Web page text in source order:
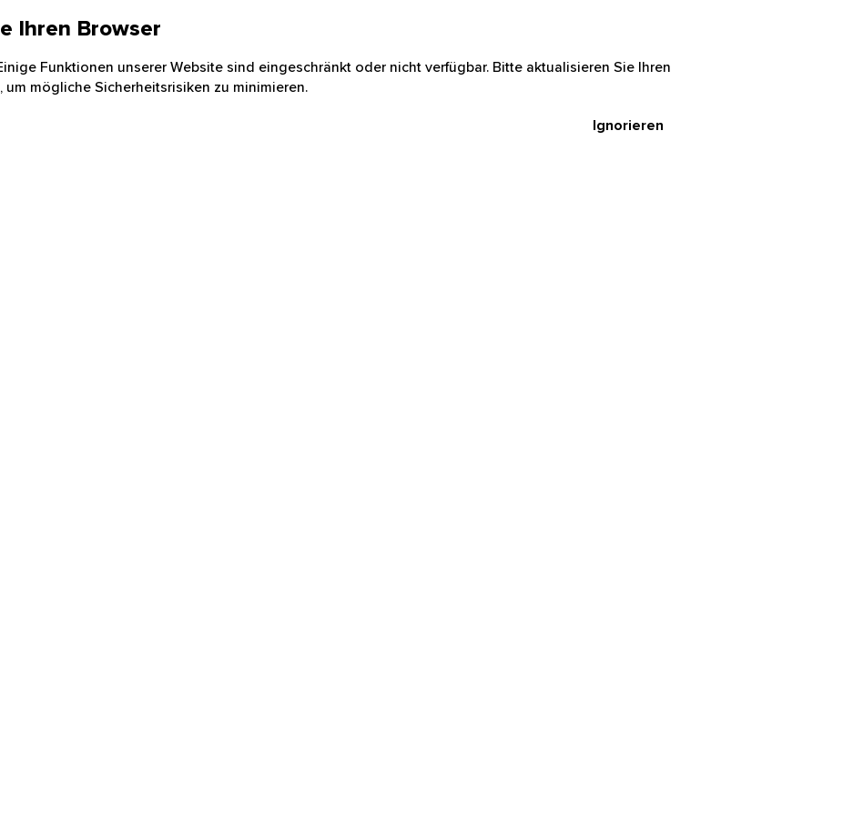
Ihren Browser
Funktionen unserer Website sind eingeschränkt oder nicht verfügbar. Bitte aktualisieren Sie Ihren
um mögliche Sicherheitsrisiken zu minimieren.
Ignorieren